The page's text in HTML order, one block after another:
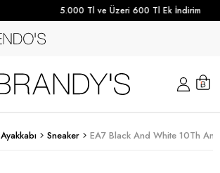
5.000 Tl ve Üzeri 600 Tl Ek İndirim
Ayakkabı Sneaker EA7 Black And White 10Th